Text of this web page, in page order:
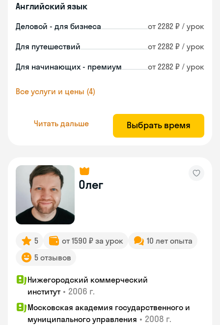
Английский язык
Деловой - для бизнеса от 2282 ₽ / урок
Для путешествий от 2282 ₽ / урок
Для начинающих - премиум от 2282 ₽ / урок
Все услуги и цены (4)
Читать дальше Выбрать время
Олег
5 от 1590 ₽ за урок
10 лет опыта
5 отзывов
Нижегородский коммерческий
институт • 2006 г.
Московская академия государственного и
муниципального управления • 2008 г.